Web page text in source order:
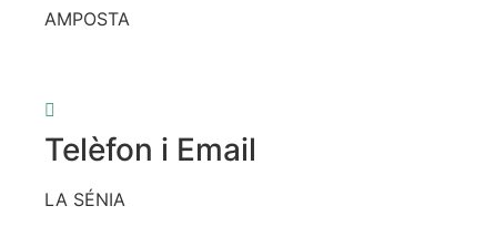
AMPOSTA
Telèfon i Email
LA SÉNIA